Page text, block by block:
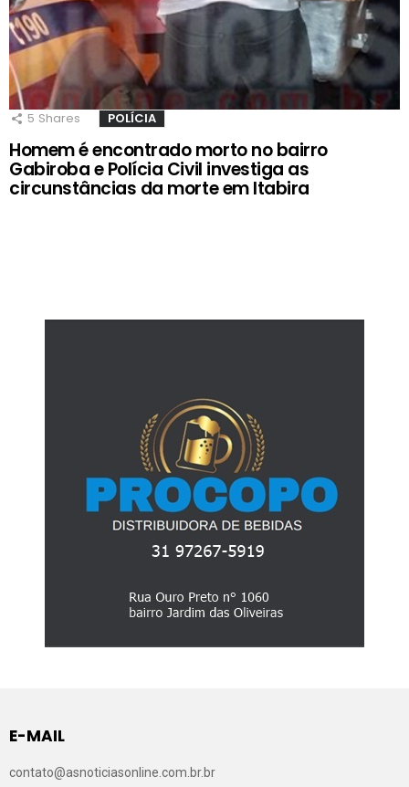
5 Shares POLÍCIA
Homem é encontrado morto no bairro
Gabiroba e Polícia Civil investiga as
circunstâncias da morte em Itabira
E-MAIL
contato@asnoticiasonline.com.br.br